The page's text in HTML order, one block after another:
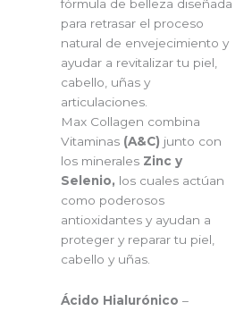
fórmula de belleza diseñada
para retrasar el proceso
natural de envejecimiento y
ayudar a revitalizar tu piel,
cabello, uñas y
articulaciones.
Max Collagen combina
Vitaminas (A&C) junto con
los minerales Zinc y
Selenio, los cuales actúan
como poderosos
antioxidantes y ayudan a
proteger y reparar tu piel,
cabello y uñas.
Ácido Hialurónico –